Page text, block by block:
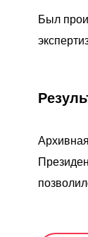
Был